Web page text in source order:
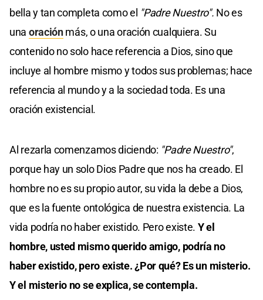
bella y tan completa como el "Padre Nuestro". No es
una oraciónmás, o una oración cualquiera. Su
contenido no solo hace referencia a Dios, sino que
incluye al hombre mismo y todos sus problemas; hace
referencia al mundo y a la sociedad toda. Es una
oración existencial.
Al rezarla comenzamos diciendo: "Padre Nuestro",
porque hay un solo Dios Padre que nos ha creado. El
hombre no es su propio autor, su vida la debe a Dios,
que es la fuente ontológica de nuestra existencia. La
vida podría no haber existido. Pero existe. Y el
hombre, usted mismo querido amigo, podría no
haber existido, pero existe. ¿Por qué? Es un misterio.
Y el misterio no se explica, se contempla.